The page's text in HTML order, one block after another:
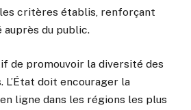
critères établis, renforçant
du public.
de promouvoir la diversité des
L’État doit encourager la
ligne dans les régions les plus